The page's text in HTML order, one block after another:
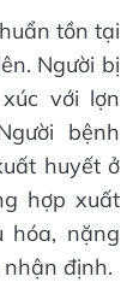
tồn tại
Người bị
với lợn
bệnh
huyết ở
hợp xuất
hóa, nặng
định.